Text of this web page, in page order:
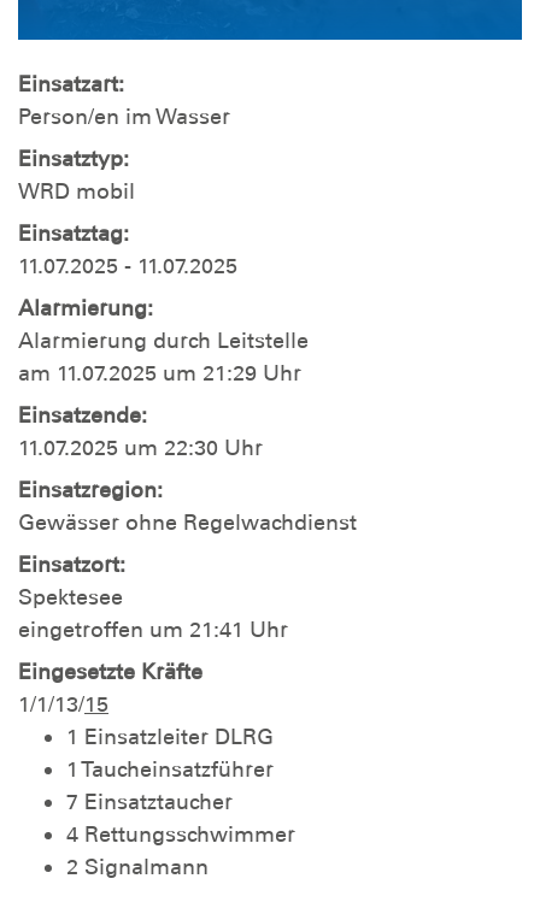
Einsatzart:
Person/en im Wasser
Einsatztyp:
WRD mobil
Einsatztag:
11.07.2025 - 11.07.2025
Alarmierung:
Alarmierung durch Leitstelle
am 11.07.2025 um 21:29 Uhr
Einsatzende:
11.07.2025 um 22:30 Uhr
Einsatzregion:
Gewässer ohne Regelwachdienst
Einsatzort:
Spektesee
eingetroffen um 21:41 Uhr
Eingesetzte Kräfte
1/1/13/15
1 Einsatzleiter DLRG
1 Taucheinsatzführer
7 Einsatztaucher
4 Rettungsschwimmer
2 Signalmann